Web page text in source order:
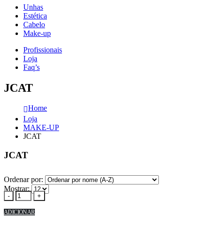
Unhas
Estética
Cabelo
Make-up
Profissionais
Loja
Faq’s
JCAT
Home
Loja
MAKE-UP
JCAT
JCAT
Ordenar por:
Mostrar:
- +
ADICIONAR